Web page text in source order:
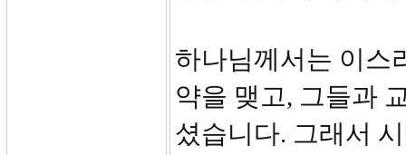
하나님께서는 이스
약을 맺고, 그들과
셨습니다. 그래서